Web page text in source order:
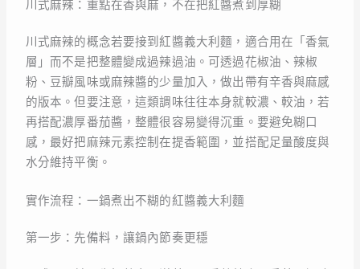
川式麻辣：重點在香與麻，不在把紅醬煮到厚糊
川式麻辣的概念若要接到紅醬義大利麵，適合用在「香氣
層」而不是把整體變成過辣過油。可透過花椒油、辣椒
粉、豆瓣風味或麻辣醬的少量加入，做出帶有辛香與麻感
的版本。但要注意，這類調味往往本身就較濃、較油，若
再搭配濃厚番茄醬，整體很容易變得沉重。要避免糊口
感，最好把麻辣元素控制在提香範圍，並搭配足量酸度與
水分維持平衡。
實作流程：一鍋煮出不糊的紅醬義大利麵
第一步：先備料，讓鍋內節奏更穩